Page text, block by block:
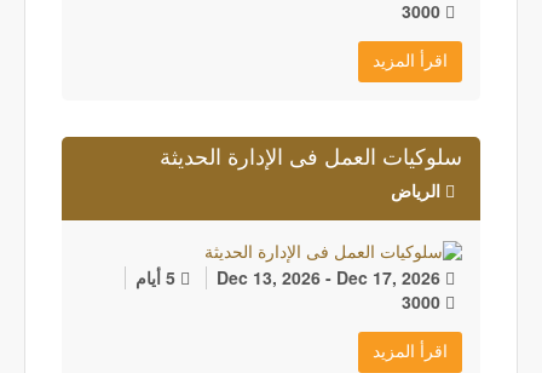
اقرأ المزيد
سلوكيات العمل فى الإدارة الحديثة
الرياض
5 أيام
اقرأ المزيد